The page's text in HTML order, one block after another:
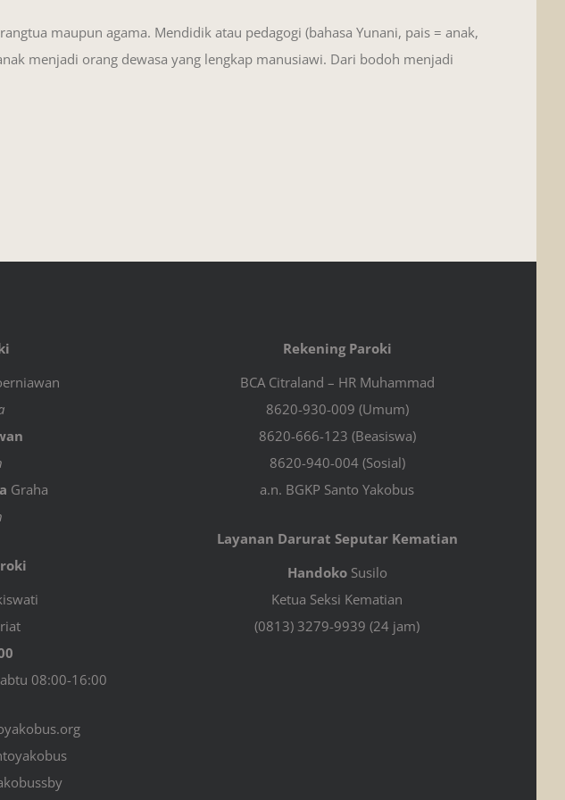
maupun agama. Mendidik atau pedagogi (bahasa Yunani, pais = anak,
menjadi orang dewasa yang lengkap manusiawi. Dari bodoh menjadi
Graha
08:00-16:00
Rekening Paroki
BCA Citraland – HR Muhammad
8620-930-009 (Umum)
8620-666-123 (Beasiswa)
8620-940-004 (Sosial)
a.n. BGKP Santo Yakobus
Layanan Darurat Seputar Kematian
HandokoSusilo
Ketua Seksi Kematian
(0813) 3279-9939 (24 jam)